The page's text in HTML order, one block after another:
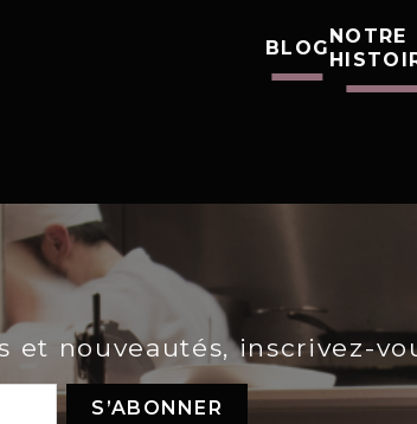
BLOG
NOTRE
et nouveautés, inscrivez-